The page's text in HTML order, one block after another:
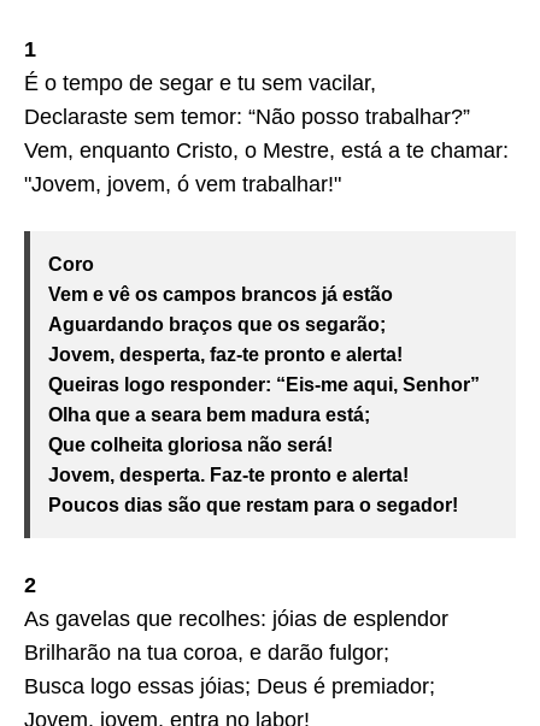
1
É o tempo de segar e tu sem vacilar,
Declaraste sem temor: “Não posso trabalhar?”
Vem, enquanto Cristo, o Mestre, está a te chamar:
"Jovem, jovem, ó vem trabalhar!"
Coro
Vem e vê os campos brancos já estão
Aguardando braços que os segarão;
Jovem, desperta, faz-te pronto e alerta!
Queiras logo responder: “Eis-me aqui, Senhor”
Olha que a seara bem madura está;
Que colheita gloriosa não será!
Jovem, desperta. Faz-te pronto e alerta!
Poucos dias são que restam para o segador!
2
As gavelas que recolhes: jóias de esplendor
Brilharão na tua coroa, e darão fulgor;
Busca logo essas jóias; Deus é premiador;
Jovem. jovem, entra no labor!